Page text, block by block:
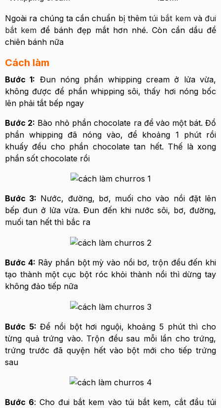
Ngoài ra chúng ta cần chuẩn bị thêm túi bắt kemvà đui
bắt kem để bánh đẹp mắt hơn nhé. Còn cần dầu để
chiên bánh nữa
Cách làm
Bước 1: Đun nóng phần whipping cream ở lửa vừa,
không được để phần whipping sôi, thấy hơi nóng bốc
lên phải tắt bếp ngay
Bước 2: Bào nhỏ phần chocolate ra để vào một bát. Đổ
phần whipping đã nóng vào, để khoảng 1 phút rồi
khuấy đều cho phần chocolate tan hết. Thế là xong
phần sốt chocolate rồi
Bước 3: Nước, đường, bơ, muối cho vào nồi đặt lên
bếp đun ở lửa vừa. Đun đến khi nước sôi, bơ, đường,
muối tan hết thì bắc ra
Bước 4: Rây phần bột mỳ vào nồi bơ, trộn đều đến khi
tạo thành một cục bột róc khỏi thành nồi thì dừng tay
không đảo tiếp nữa
Bước 5: Để nồi bột hơi nguội, khoảng 5 phút thì cho
từng quả trứng vào. Trộn đều sau mỗi lần cho trứng,
trứng trước đã quyện hết vào bột mới cho tiếp trứng
sau
Bước 6: Cho đui bắt kem vào túi bắt kem, cắt đầu túi